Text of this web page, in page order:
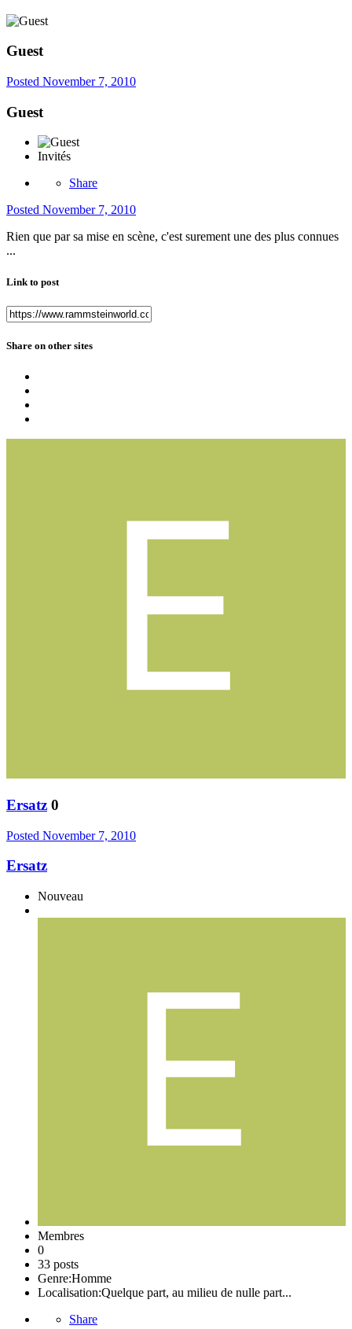
Guest
Posted November 7, 2010
Guest
Invités
Share
Posted November 7, 2010
Rien que par sa mise en scène, c'est surement une des plus connues
...
Link to post
Share on other sites
Ersatz 0
Posted November 7, 2010
Ersatz
Nouveau
Membres
0
33 posts
Genre:Homme
Localisation:Quelque part, au milieu de nulle part...
Share